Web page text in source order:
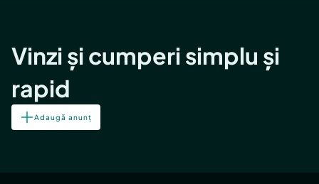
Vinzi și cumperi simplu și
rapid
Adaugă anunț